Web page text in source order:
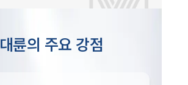
대륜의 주요 강점